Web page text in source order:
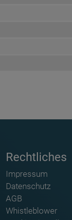
Rechtliches
Impressum
Datenschutz
AGB
Whistleblower